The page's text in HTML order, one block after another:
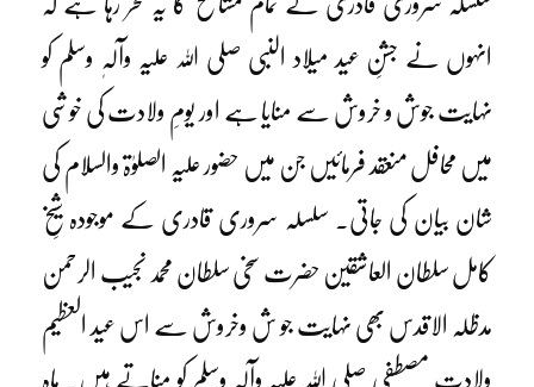
انہوں نے جشنِ عید میلاد النبی صلی اللہ علیہ وآلہٖ وسلم کو
نہایت جوش و خروش سے منایا ہے اور یومِ ولادت کی خوشی
میں محافل منعقد فرمائیں جن میں حضور علیہ الصلوٰۃ والسلام کی
شان بیان کی جاتی۔ سلسلہ سروری قادری کے موجودہ شیخِ
کامل سلطان العاشقین حضرت سخی سلطان محمد نجیب الرحمن
مدظلہ الاقدس بھی نہایت جو ش وخروش سے اس عید العظیم
ولادتِ مصطفی صلی اللہ علیہ وآلہٖ وسلم کو مناتے ہیں۔ ماہِ